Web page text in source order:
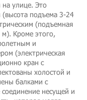
на улице. Это
подъема 3-24
(подъемная
Кроме этого,
и
(электрическая
кран с
холостой и
балками с
несущей и